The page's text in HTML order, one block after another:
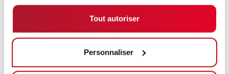
Tout autoriser
Personnaliser
01
Vous téléchargez votre CV et d'autres
données sur notre page d'accueil